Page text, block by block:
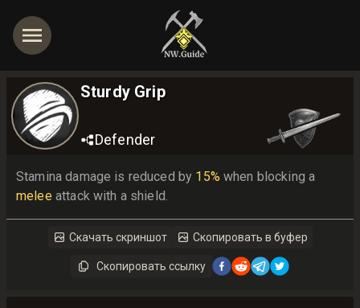
Sturdy Grip
Defender
Stamina damage is reduced by 15%
melee attack with a shield.
Скачать скриншот Скопировать в буфер
Скопировать ссылку